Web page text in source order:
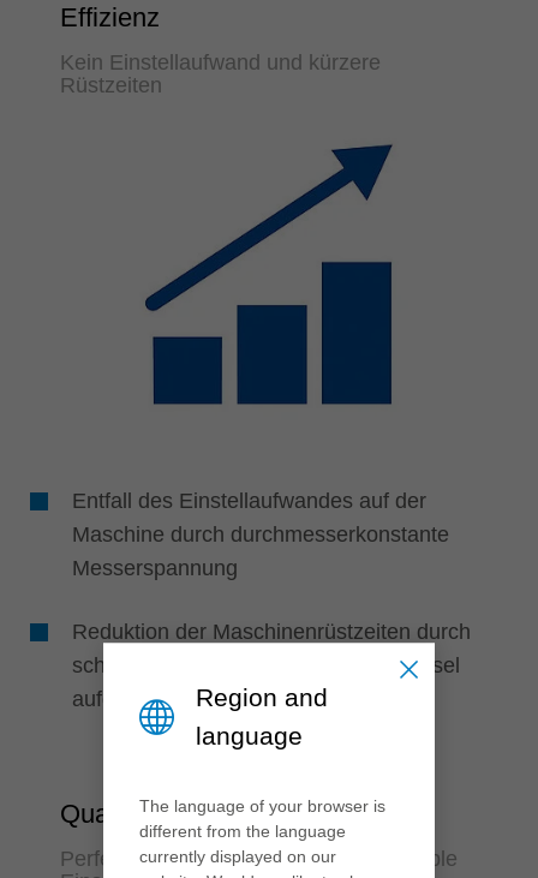
Effizienz
Kein Einstellaufwand und kürzere
Rüstzeiten
Entfall des Einstellaufwandes auf der
Maschine durch durchmesserkonstante
Messerspannung
Reduktion der Maschinenrüstzeiten durch
schnellen und einfachen Messerwechsel
aufgrund weniger Spannschrauben
Qualität & Flexibilität
Perfekte Oberflächenqualität und variable
Region and
language
The language of your browser is
different from the language
currently displayed on our